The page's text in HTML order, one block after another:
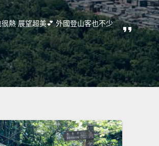
熱 展望超美💕 外國登山客也不少